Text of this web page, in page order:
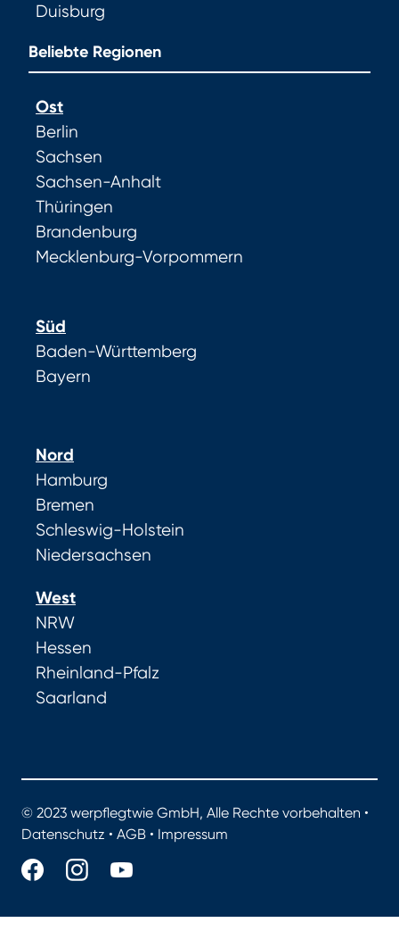
Duisburg
Beliebte Regionen
Ost
Berlin
Sachsen
Sachsen-Anhalt
Thüringen
Brandenburg
Mecklenburg-Vorpommern
Süd
Baden-Württemberg
Bayern
Nord
Hamburg
Bremen
Schleswig-Holstein
Niedersachsen
West
NRW
Hessen
Rheinland-Pfalz
Saarland
© 2023 werpflegtwie GmbH, Alle Rechte vorbehalten •
Datenschutz • AGB • Impressum